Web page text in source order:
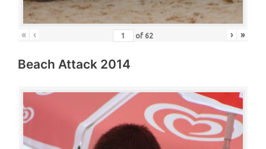
« ‹ of 62 › »
Beach Attack 2014